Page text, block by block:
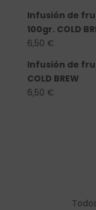
Infusión de
100gr. COLD
6,50 €
Infusión de
COLD BREW
6,50 €